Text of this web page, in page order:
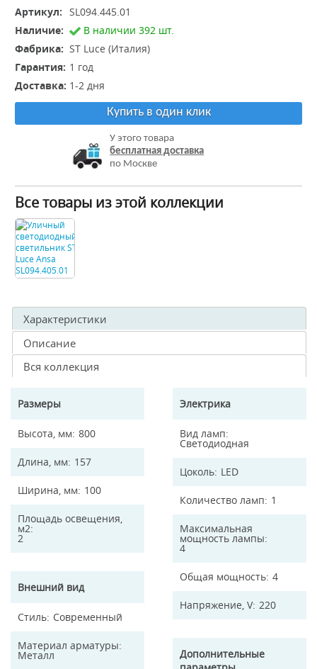
Артикул: SL094.445.01
Наличие:
В наличии 392 шт.
Фабрика: ST Luce (Италия)
Гарантия: 1 год
Доставка: 1-2 дня
Купить в один клик
У этого товара
бесплатная доставка
по Москве
Все товары из этой коллекции
Характеристики
Описание
Вся коллекция
Размеры
Высота, мм 800
Длина, мм 157
Ширина, мм 100
Площадь освещения,
м2
2
Внешний вид
Стиль Современный
Материал арматуры
Металл
Электрика
Вид ламп
Светодиодная
Цоколь LED
Количество ламп 1
Максимальная
мощность лампы
4
Общая мощность 4
Напряжение, V 220
Дополнительные